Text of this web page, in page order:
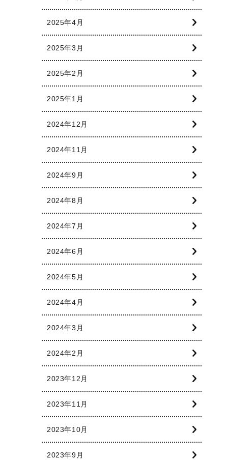
2025年4月
2025年3月
2025年2月
2025年1月
2024年12月
2024年11月
2024年9月
2024年8月
2024年7月
2024年6月
2024年5月
2024年4月
2024年3月
2024年2月
2023年12月
2023年11月
2023年10月
2023年9月